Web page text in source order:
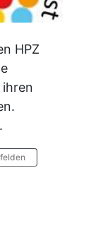
HPZ